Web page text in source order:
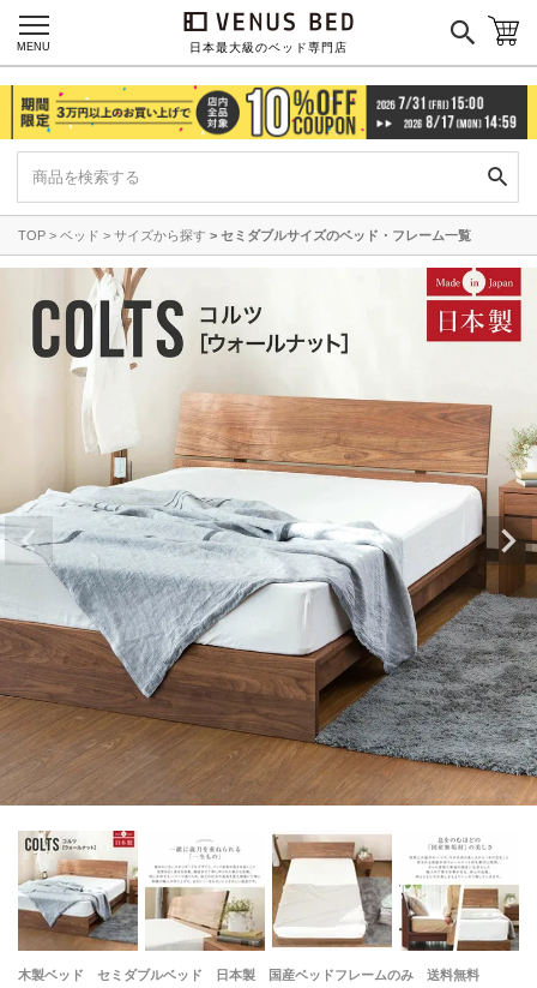
日本最大級のベッド専門店
MENU
TOP ベッド サイズから探す セミダブルサイズのベッド・フレーム一覧
木製ベッド セミダブルベッド 日本製 国産ベッドフレームのみ 送料無料